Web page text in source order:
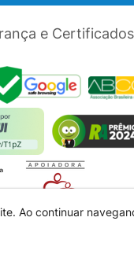
e Certificados
Ao continuar